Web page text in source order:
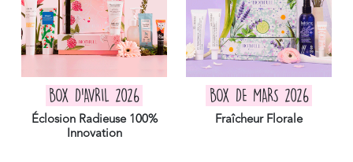
BOX D'AVRIL 2026
Éclosion Radieuse 100%
Innovation
BOX DE MARS 2026
Fraîcheur Florale